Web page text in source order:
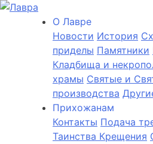
О Лаврe
Новости История
приделы Памятники
Кладбища и
храмы Святые и
производства
Прихожанам
Контакты Подача
Таинства Крещения